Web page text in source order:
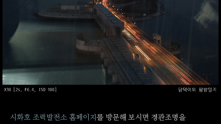
시화호 조력발전소 홈페이지를 방문해 보시면 경관조명을